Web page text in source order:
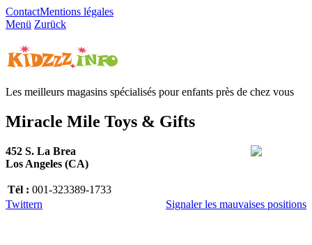
ContactMentions légales
Menü Zurück
Les meilleurs magasins spécialisés pour enfants près de chez vous
Miracle Mile Toys & Gifts
452 S. La Brea
Los Angeles (CA)
Tél : 001-323389-1733
Signaler les mauvaises positions
Twittern